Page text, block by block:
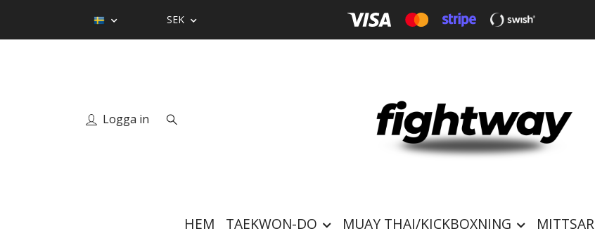
SEK
Logga in
HEM TAEKWON-DO MUAY THAI/KICKBOXNING MITTSAR